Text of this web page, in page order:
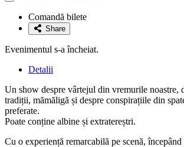
Adaugă
favoriteComandă bilete
Share
Evenimentul s-a încheiat.
Detalii
Un show despre vârtejul din vremurile noastre,
tradiții, mămăligă și despre conspirațiile din
preferate.
Poate conține albine și extratereștri.
Cu o experiență remarcabilă pe scenă,